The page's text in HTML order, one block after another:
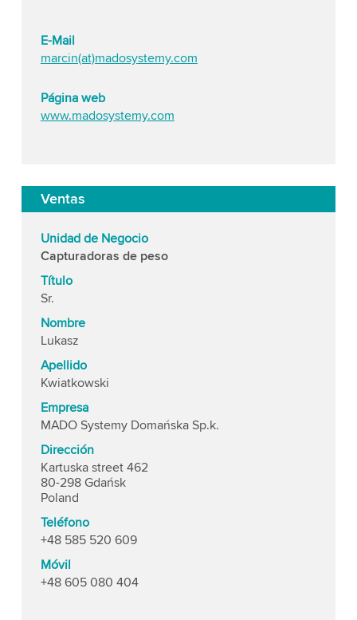
E-Mail
marcin(at)madosystemy.com
Página web
www.madosystemy.com
Ventas
Unidad de Negocio
Capturadoras de peso
Título
Sr.
Nombre
Lukasz
Apellido
Kwiatkowski
Empresa
MADO Systemy Domańska Sp.k.
Dirección
Kartuska street 462
80-298 Gdańsk
Poland
Teléfono
+48 585 520 609
Móvil
+48 605 080 404